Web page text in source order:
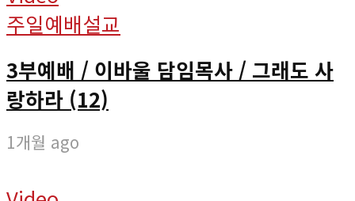
주일예배설교
3부예배 / 이바울 담임목사 / 그래도 사
랑하라 (12)
1개월 ago